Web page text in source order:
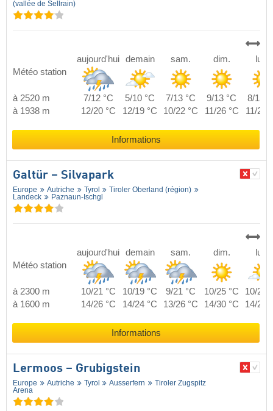
(vallée de Sellrain)
Météo station
aujourd'hui demain sam. dim. lun.
à 2520 m 7/12 °C 5/10 °C 7/13 °C 9/13 °C
8/15
à 1938 m
12/20 °C 12/19 °C 10/22 °C 11/26 °C 11/24
Informations
Galtür – Silvapark
Europe Autriche Tyrol
Tiroler Oberland (région)
Landeck
Paznaun-Ischgl
Météo station
aujourd'hui demain sam. dim. lun.
à 2300 m 10/21 °C 10/19 °C 9/21 °C 10/25 °C
10/23
à 1600 m
14/26 °C 14/24 °C 13/26 °C 14/30 °C 14/28
Informations
Lermoos – Grubigstein
Europe Autriche Tyrol Ausserfern
Tiroler Zugspitz
Arena